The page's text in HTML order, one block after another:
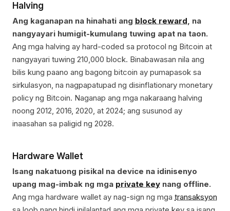
Halving
Ang kaganapan na hinahati ang block reward, na
nangyayari humigit-kumulang tuwing apat na taon.
Ang mga halving ay hard-coded sa protocol ng Bitcoin at
nangyayari tuwing 210,000 block. Binabawasan nila ang
bilis kung paano ang bagong bitcoin ay pumapasok sa
sirkulasyon, na nagpapatupad ng disinflationary monetary
policy ng Bitcoin. Naganap ang mga nakaraang halving
noong 2012, 2016, 2020, at 2024; ang susunod ay
inaasahan sa paligid ng 2028.
Hardware Wallet
Isang nakatuong pisikal na device na idinisenyo
upang mag-imbak ng mga private key nang offline.
Ang mga hardware wallet ay nag-sign ng mga transaksyon